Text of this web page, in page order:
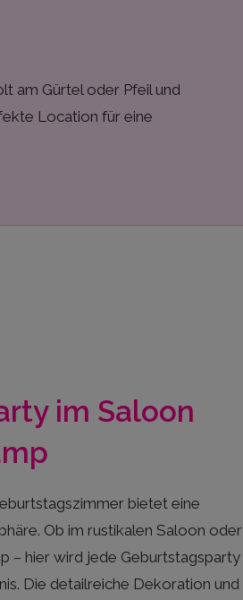
am Gürtel oder Pfeil und
Location für eine
im Saloon
bietet eine
Ob im rustikalen Saloon oder
– hier wird jede Geburtstagsparty
Die detailreiche Dekoration und